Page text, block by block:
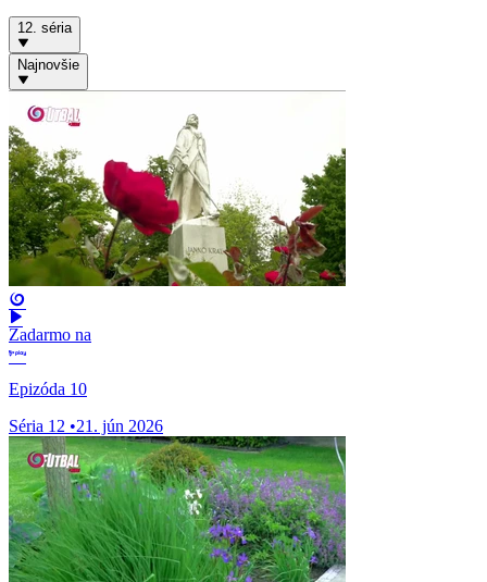
12. séria
Najnovšie
Zadarmo na
Epizóda 10
Séria 12 •21. jún 2026